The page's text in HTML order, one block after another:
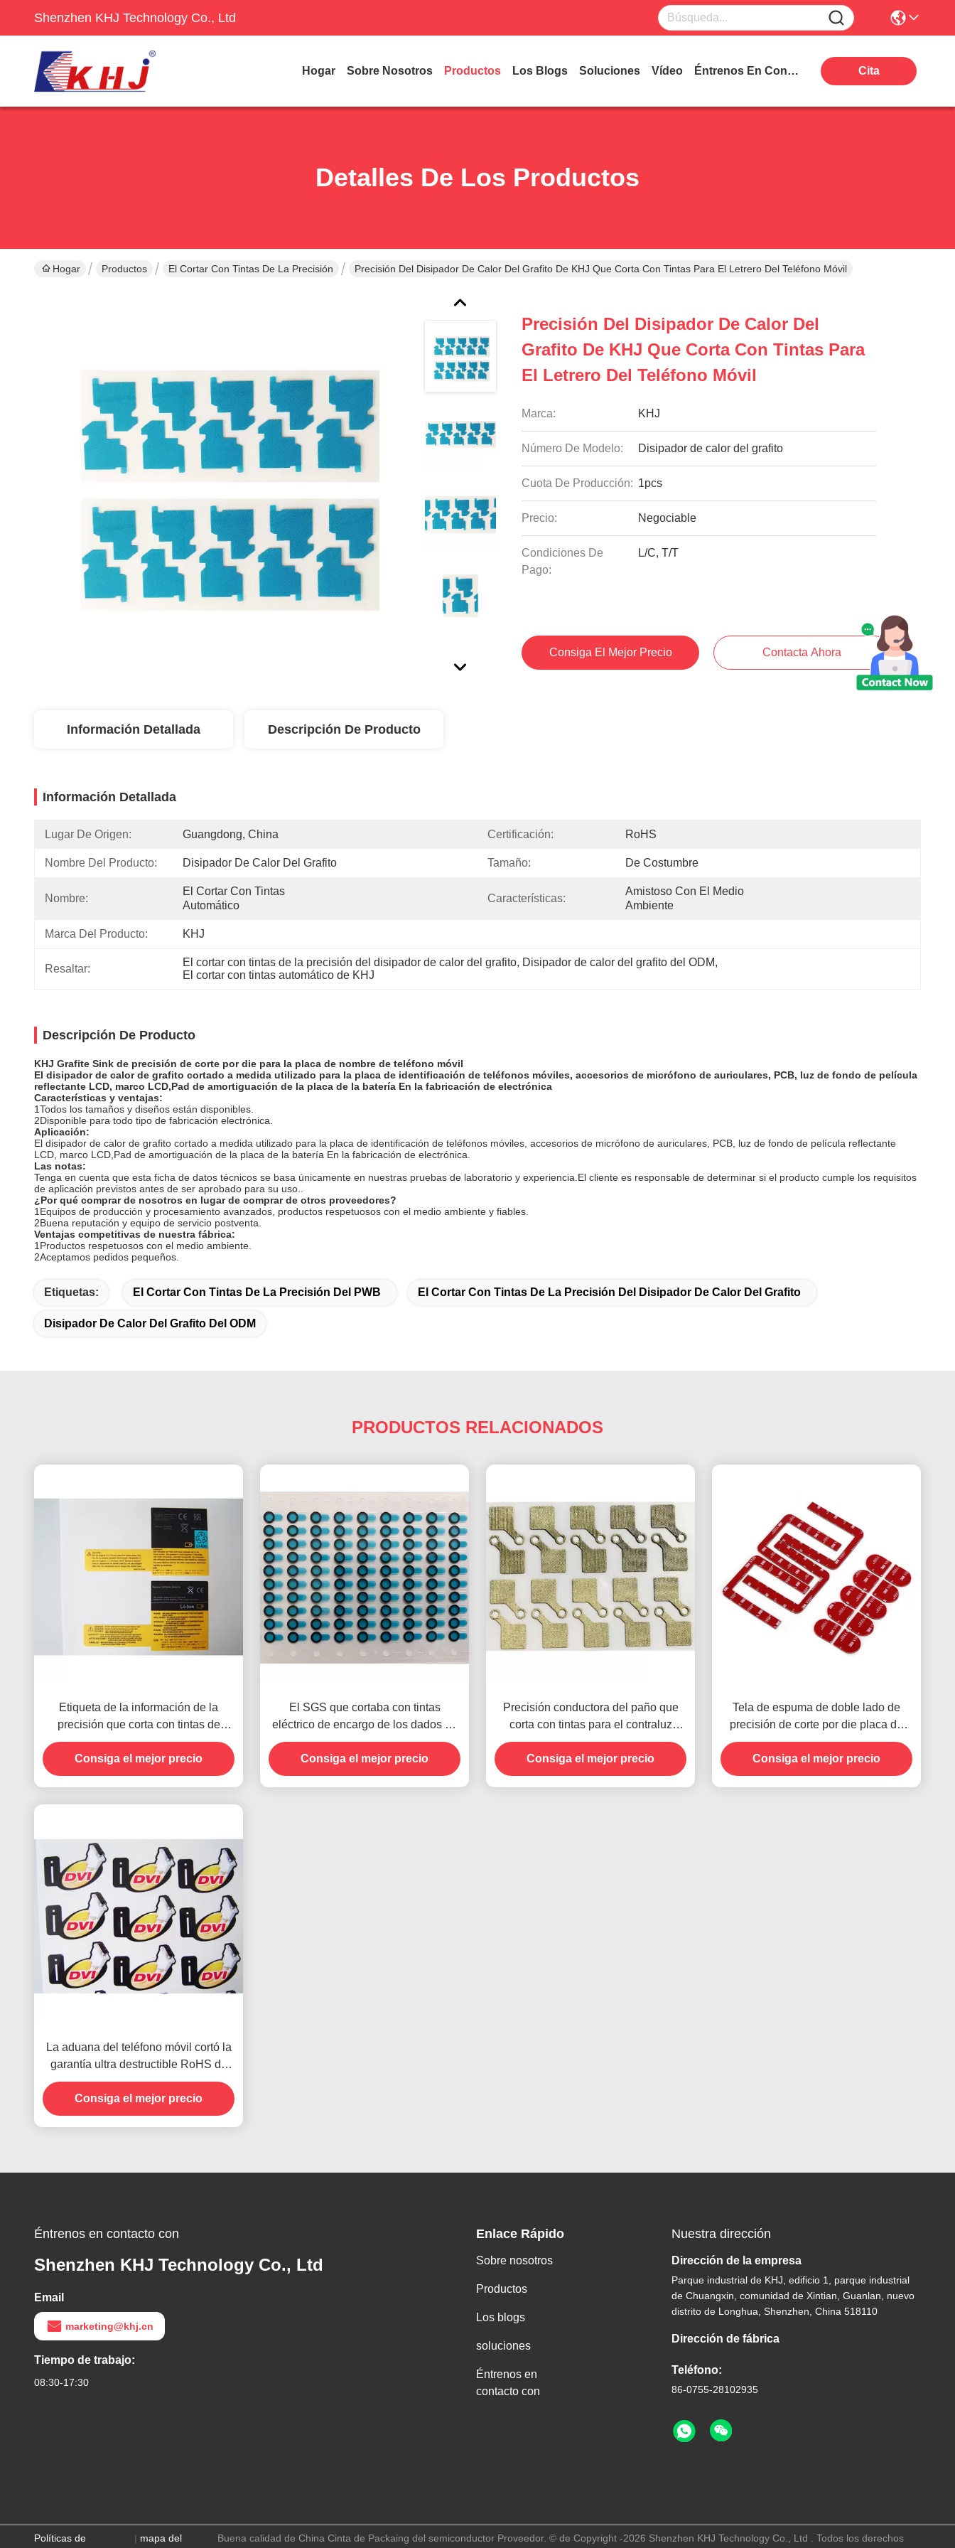
Shenzhen KHJ Technology Co., Ltd
Hogar Sobre Nosotros Productos Los Blogs Soluciones Vídeo Éntrenos En Contacto Con Cita
Detalles De Los Productos
Hogar Productos El Cortar Con Tintas De La Precisión Precisión Del Disipador De Calor Del Grafito De KHJ Que Corta Con Tintas Para El Letrero Del Teléfono Móvil
Precisión Del Disipador De Calor Del
Grafito De KHJ Que Corta Con Tintas Para
El Letrero Del Teléfono Móvil
Marca: KHJ
Número De Modelo: Disipador de calor del grafito
Cuota De Producción: 1pcs
Precio: Negociable
Condiciones De
Pago:
L/C, T/T
Consiga El Mejor Precio Contacta Ahora
Información Detallada Descripción De Producto
Información Detallada
Lugar De Origen: Guangdong, China Certificación: RoHS
Nombre Del Producto: Disipador De Calor Del Grafito Tamaño: De Costumbre
Nombre:
El Cortar Con Tintas
Automático
Características:
Amistoso Con El Medio
Ambiente
Marca Del Producto: KHJ
Resaltar:
El cortar con tintas de la precisión del disipador de calor del grafito, Disipador de calor del grafito del ODM,
El cortar con tintas automático de KHJ
Descripción De Producto
KHJ Grafite Sink de precisión de corte por die para la placa de nombre de teléfono móvil
El disipador de calor de grafito cortado a medida utilizado para la placa de identificación de teléfonos móviles, accesorios de micrófono de auriculares, PCB, luz de fondo de película
reflectante LCD, marco LCD,Pad de amortiguación de la placa de la batería En la fabricación de electrónica
Características y ventajas:
1Todos los tamaños y diseños están disponibles.
2Disponible para todo tipo de fabricación electrónica.
Aplicación:
El disipador de calor de grafito cortado a medida utilizado para la placa de identificación de teléfonos móviles, accesorios de micrófono de auriculares, PCB, luz de fondo de película reflectante
LCD, marco LCD,Pad de amortiguación de la placa de la batería En la fabricación de electrónica.
Las notas:
Tenga en cuenta que esta ficha de datos técnicos se basa únicamente en nuestras pruebas de laboratorio y experiencia.El cliente es responsable de determinar si el producto cumple los requisitos
de aplicación previstos antes de ser aprobado para su uso..
¿Por qué comprar de nosotros en lugar de comprar de otros proveedores?
1Equipos de producción y procesamiento avanzados, productos respetuosos con el medio ambiente y fiables.
2Buena reputación y equipo de servicio postventa.
Ventajas competitivas de nuestra fábrica:
1Productos respetuosos con el medio ambiente.
2Aceptamos pedidos pequeños.
Etiquetas: El Cortar Con Tintas De La Precisión Del PWB El Cortar Con Tintas De La Precisión Del Disipador De Calor Del Grafito
Disipador De Calor Del Grafito Del ODM
PRODUCTOS RELACIONADOS
Etiqueta de la información de la
precisión que corta con tintas de
encargo para el teléfono móvil
Consiga el mejor precio
El SGS que cortaba con tintas
eléctrico de encargo de los dados de
corte de la precisión de la lente de
Windows aprobó
Consiga el mejor precio
Precisión conductora del paño que
corta con tintas para el contraluz
reflexivo de la película del PWB LCD
Consiga el mejor precio
Tela de espuma de doble lado de
precisión de corte por die placa de
batería RoHS
Consiga el mejor precio
La aduana del teléfono móvil cortó la
garantía ultra destructible RoHS de
las etiquetas con tintas
Consiga el mejor precio
Éntrenos en contacto con
Shenzhen KHJ Technology Co., Ltd
Email
marketing@khj.cn
Tiempo de trabajo:
08:30-17:30
Enlace Rápido
Sobre nosotros
Productos
Los blogs
soluciones
Éntrenos en
contacto con
Nuestra dirección
Dirección de la empresa
Parque industrial de KHJ, edificio 1, parque industrial
de Chuangxin, comunidad de Xintian, Guanlan, nuevo
distrito de Longhua, Shenzhen, China 518110
Dirección de fábrica
Teléfono:
86-0755-28102935
Políticas de | mapa del Buena calidad de China Cinta de Packaing del semiconductor Proveedor. © de Copyright -2026 Shenzhen KHJ Technology Co., Ltd . Todos los derechos